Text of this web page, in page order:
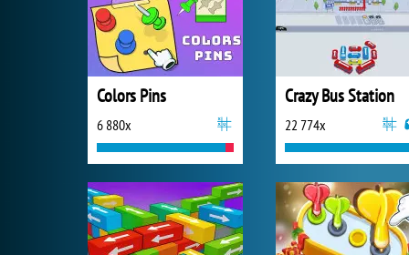
Colors Pins
6 880x
Crazy Bus Station
22 774x